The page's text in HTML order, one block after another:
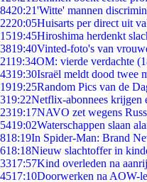
8420:21'Witte' mannen
2220:05Huisarts per direct uit
1519:45Hiroshima herdenkt
3819:40Vinted-foto's van
2119:34OM: vierde verdachte
4319:30Israël meldt dood twee
1919:25Random Pics van de
319:22Netflix-abonnees krijgen
2319:17NAVO zet wegens
5419:02Waterschappen slaan
818:19In Spider-Man: Brand
618:18Nieuw slachtoffer in
3317:57Kind overleden na
4517:10Doorwerken na AOW-